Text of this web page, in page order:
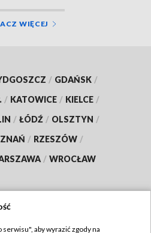
WIĘCEJ
/ GDAŃSK /
/ KATOWICE / KIELCE /
/ ŁÓDŹ / OLSZTYN /
/ RZESZÓW /
/ WROCŁAW
aby wyrazić zgody na